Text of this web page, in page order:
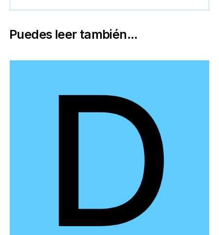
Puedes leer también...